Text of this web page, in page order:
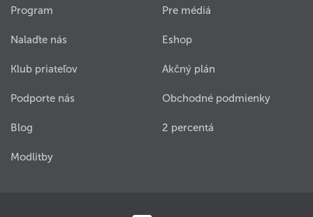
Program
Nalaďte nás
Klub priateľov
Podporte nás
Blog
Modlitby
Pre médiá
Eshop
Akčný plán
Obchodné podmienky
2 percentá